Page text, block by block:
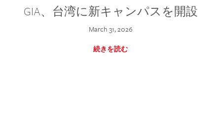
GIA、台湾に新キャンパスを開設
March 31, 2026
続きを読む